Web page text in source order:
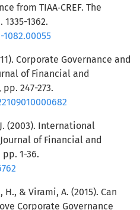
from TIAA‐CREF. The
1362.
Corporate Governance and
of Financial and
247-273.
(2003). International
of Financial and
1-36.
H., & Virami, A. (2015). Can
Corporate Governance